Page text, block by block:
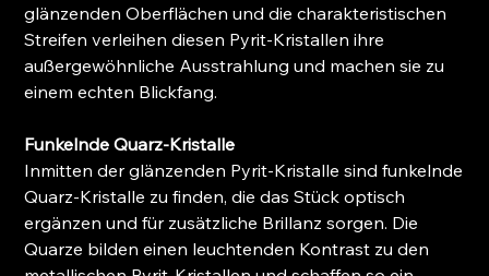
glänzenden Oberflächen und die charakteristischen
Streifen verleihen diesen Pyrit-Kristallen ihre
außergewöhnliche Ausstrahlung und machen sie zu
einem echten Blickfang.
Funkelnde Quarz-Kristalle
Inmitten der glänzenden Pyrit-Kristalle sind funkelnde
Quarz-Kristalle zu finden, die das Stück optisch
ergänzen und für zusätzliche Brillanz sorgen. Die
Quarze bilden einen leuchtenden Kontrast zu den